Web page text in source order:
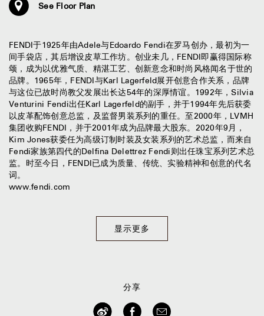
See Floor Plan
FENDI于1925年由Adele与Edoardo Fendi在罗马创办，最初为一
间手袋店，其后增设皮草工作坊。创业未几，FENDI即赢得国际称
颂，成为以优雅气质、精湛工艺、创新意念和时尚风格闻名于世的
品牌。1965年，FENDI与Karl Lagerfeld展开创意合作关系，品牌
与这位已故时尚教父发展出长达54年的深厚情谊。1992年，Silvia
Venturini Fendi出任Karl Lagerfeld的副手，并于1994年先后获委
以皮革配饰创意总监，及监督男装系列的重任。至2000年，LVMH
集团收购FENDI，并于2001年成为品牌最大股东。2020年9月，
Kim Jones获委任为高级订制时装及女装系列的艺术总监，而来自
Fendi家族第四代的Delfina Delettrez Fendi则出任珠宝系列艺术总
监。时至今日，FENDI已成为质量、传统、实验精神和创意的代名
词。
www.fendi.com
显示更多
分享